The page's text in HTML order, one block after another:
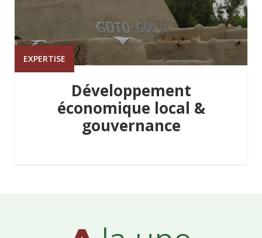
EXPERTISE
Développement
économique local &
gouvernance